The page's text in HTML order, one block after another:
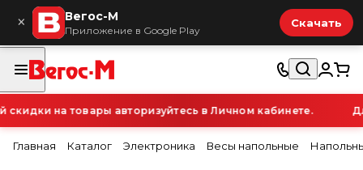
× Вегос-М
Приложение в Google Play
Скачать
на товары авторизуйтесь в Личном кабинете.
Главная Каталог Электроника Весы напольные